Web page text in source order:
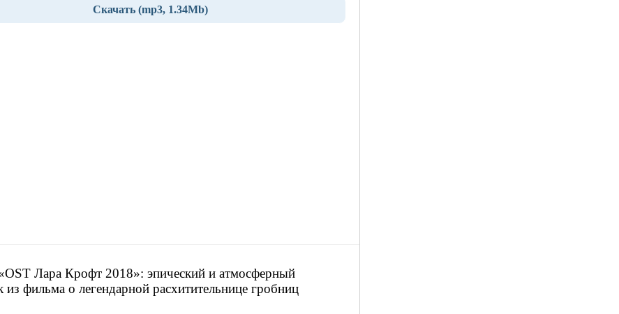
Скачать (mp3, 1.34Mb)
Лара Крофт 2018»: эпический и атмосферный
из фильма о легендарной расхитительнице гробниц